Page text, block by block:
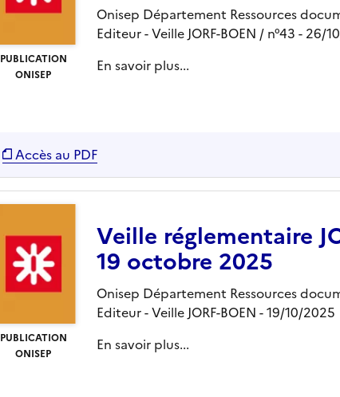
PUBLICATION
ONISEP
Onisep Département Ressources
Editeur- Veille JORF-BOEN / n°43 - 26/
En savoir plus...
Accès au PDF
PUBLICATION
ONISEP
Veille réglementaire
19 octobre 2025
Onisep Département Ressources
Editeur- Veille JORF-BOEN - 19/10/2025
En savoir plus...